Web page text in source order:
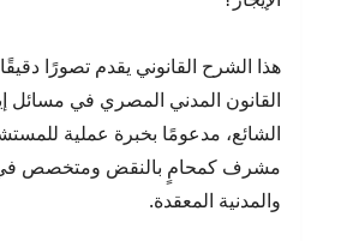
هذا الشرح القانوني يقدم تصورًا
القانون المدني المصري في مسائل
الشائع، مدعومًا بخبرة عملية
مشرف كمحامٍ بالنقض ومتخصص في
والمدنية المعقدة.